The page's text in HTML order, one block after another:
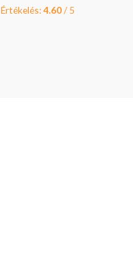
Értékelés:4.60/ 5